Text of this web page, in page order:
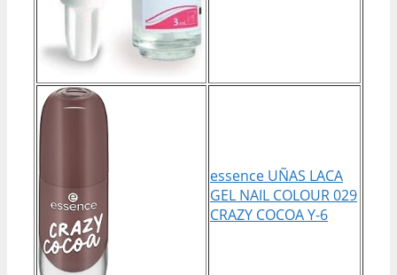
essence UÑAS LACA
GEL NAIL COLOUR 029
CRAZY COCOA Y-6